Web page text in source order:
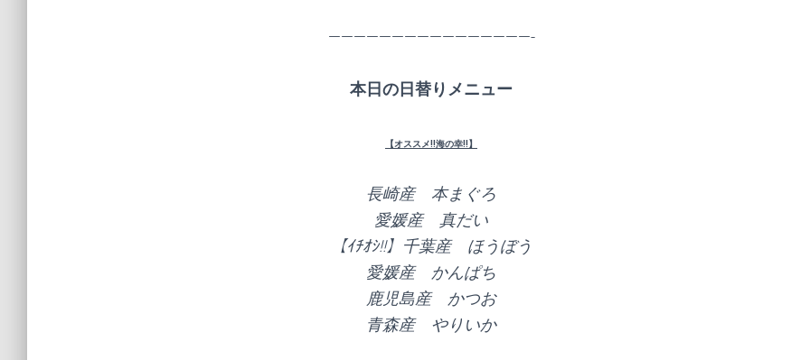
————————————————-
本日の日替りメニュー
【オススメ!!海の幸!!】
長崎産 本まぐろ
愛媛産 真だい
【ｲﾁｵｼ!!】千葉産 ほうぼう
愛媛産 かんぱち
鹿児島産 かつお
青森産 やりいか